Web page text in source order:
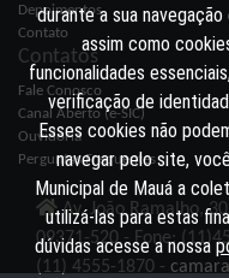
Depoimentos
Contato
Contatos
Fale Conosco
Canal Aberto (e-SIC)
Ouvidoria
Perguntas Frequentes
Av. João Ramalho,
09371-520 - Fone:
(11) 4555-1870 -
durante a sua
assim como
funcionalidades
verificação de
Esses cookies não
navegar pelo site,
Municipal de Mauá a
utilizá-las para estas
dúvidas acesse a nossa